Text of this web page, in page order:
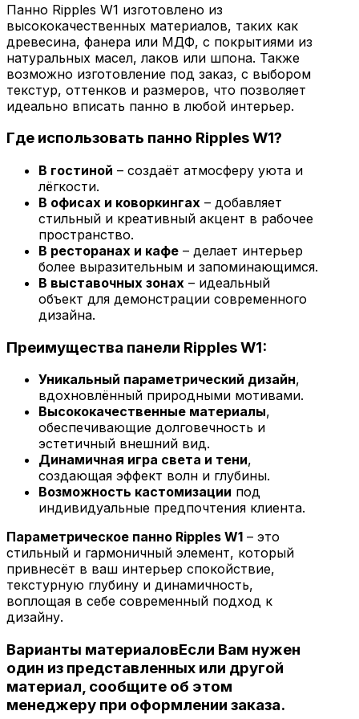
Панно Ripples W1 изготовлено из
высококачественных материалов, таких как
древесина, фанера или МДФ, с покрытиями из
натуральных масел, лаков или шпона. Также
возможно изготовление под заказ, с выбором
текстур, оттенков и размеров, что позволяет
идеально вписать панно в любой интерьер.
Где использовать панно Ripples W1?
В гостиной – создаёт атмосферу уюта и
лёгкости.
В офисах и коворкингах – добавляет
стильный и креативный акцент в рабочее
пространство.
В ресторанах и кафе – делает интерьер
более выразительным и запоминающимся.
В выставочных зонах – идеальный
объект для демонстрации современного
дизайна.
Преимущества панели Ripples W1:
Уникальный параметрический дизайн,
вдохновлённый природными мотивами.
Высококачественные материалы,
обеспечивающие долговечность и
эстетичный внешний вид.
Динамичная игра света и тени,
создающая эффект волн и глубины.
Возможность кастомизации под
индивидуальные предпочтения клиента.
Параметрическое панно Ripples W1 – это
стильный и гармоничный элемент, который
привнесёт в ваш интерьер спокойствие,
текстурную глубину и динамичность,
воплощая в себе современный подход к
дизайну.
Варианты материаловЕсли Вам нужен
один из представленных или другой
материал, сообщите об этом
менеджеру при оформлении заказа.